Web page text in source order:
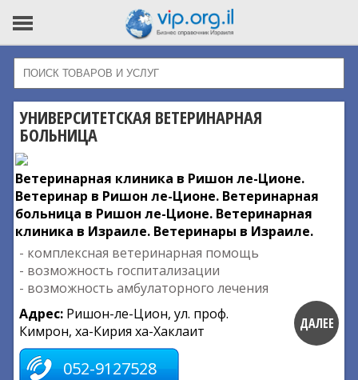
УНИВЕРСИТЕТСКАЯ ВЕТЕРИНАРНАЯ
БОЛЬНИЦА
Ветеринарная клиника в Ришон ле-Ционе.
Ветеринар в Ришон ле-Ционе. Ветеринарная
больница в Ришон ле-Ционе. Ветеринарная
клиника в Израиле. Ветеринары в Израиле.
- комплексная ветеринарная помощь
- возможность госпитализации
- возможность амбулаторного лечения
Адрес: Ришон-ле-Цион, ул. проф.
Кимрон, ха-Кирия ха-Хаклаит
052-9127528
ДАЛЕЕ